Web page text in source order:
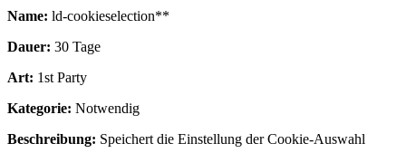
Name: ld-cookieselection**
Dauer: 30 Tage
Art: 1st Party
Kategorie: Notwendig
Beschreibung: Speichert die Einstellung der Cookie-Auswahl